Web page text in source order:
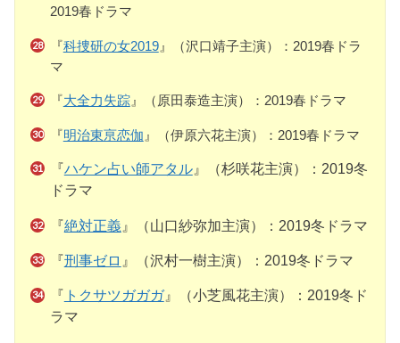
2019春ドラマ
『科捜研の女2019』（沢口靖子主演）：2019春ドラ
マ
『大全力失踪』（原田泰造主演）：2019春ドラマ
『明治東亰恋伽 』（伊原六花主演）：2019春ドラマ
『ハケン占い師アタル』（杉咲花主演）：2019冬
ドラマ
『絶対正義』（山口紗弥加主演）：2019冬ドラマ
『刑事ゼロ 』（沢村一樹主演）：2019冬ドラマ
『 トクサツガガガ』（小芝風花主演）：2019冬ド
ラマ